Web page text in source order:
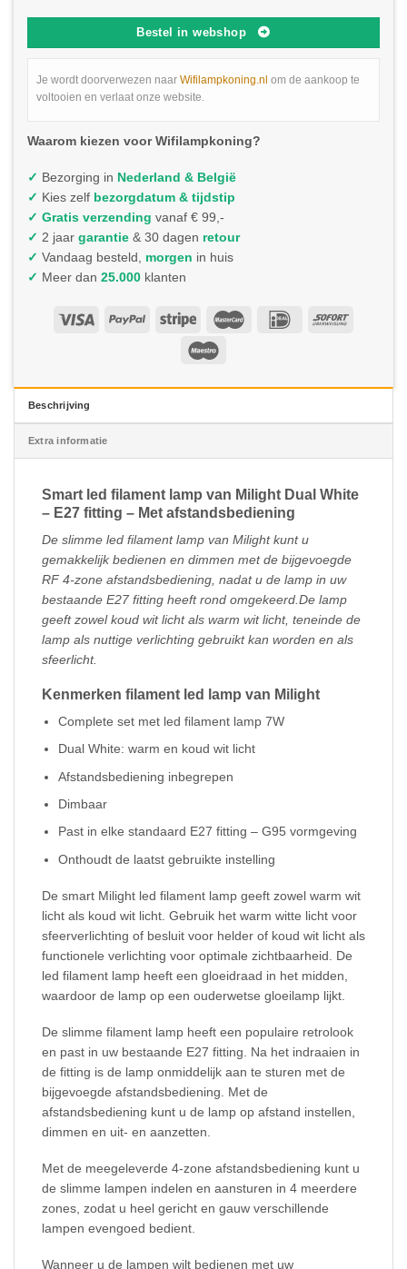
Bestel in webshop
Je wordt doorverwezen naar Wifilampkoning.nl om de aankoop te
voltooien en verlaat onze website.
Waarom kiezen voor Wifilampkoning?
✓ Bezorging in Nederland & België
✓ Kies zelf bezorgdatum & tijdstip
✓ Gratis verzending vanaf € 99,-
✓ 2 jaar garantie & 30 dagen retour
✓ Vandaag besteld, morgen in huis
✓ Meer dan 25.000 klanten
Beschrijving
Extra informatie
Smart led filament lamp van Milight Dual White
– E27 fitting – Met afstandsbediening
De slimme led filament lamp van Milight kunt u
gemakkelijk bedienen en dimmen met de bijgevoegde
RF 4-zone afstandsbediening, nadat u de lamp in uw
bestaande E27 fitting heeft rond omgekeerd. De lamp
geeft zowel koud wit licht als warm wit licht, teneinde de
lamp als nuttige verlichting gebruikt kan worden en als
sfeerlicht.
Kenmerken filament led lamp van Milight
Complete set met led filament lamp 7W
Dual White: warm en koud wit licht
Afstandsbediening inbegrepen
Dimbaar
Past in elke standaard E27 fitting – G95 vormgeving
Onthoudt de laatst gebruikte instelling
De smart Milight led filament lamp geeft zowel warm wit
licht als koud wit licht. Gebruik het warm witte licht voor
sfeerverlichting of besluit voor helder of koud wit licht als
functionele verlichting voor optimale zichtbaarheid. De
led filament lamp heeft een gloeidraad in het midden,
waardoor de lamp op een ouderwetse gloeilamp lijkt.
De slimme filament lamp heeft een populaire retrolook
en past in uw bestaande E27 fitting. Na het indraaien in
de fitting is de lamp onmiddelijk aan te sturen met de
bijgevoegde afstandsbediening. Met de
afstandsbediening kunt u de lamp op afstand instellen,
dimmen en uit- en aanzetten.
Met de meegeleverde 4-zone afstandsbediening kunt u
de slimme lampen indelen en aansturen in 4 meerdere
zones, zodat u heel gericht en gauw verschillende
lampen evengoed bedient.
Wanneer u de lampen wilt bedienen met uw